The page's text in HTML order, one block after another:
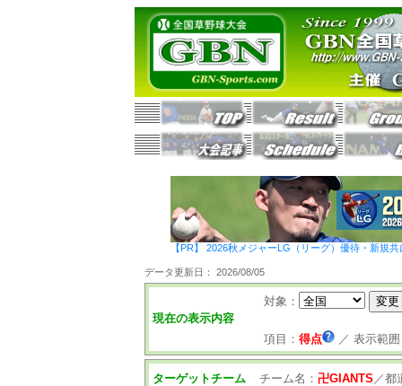
【PR】 2026秋メジャーLG（リーグ）優待・新規
データ更新日： 2026/08/05
現在の表示内容
対象：
項目： 得点 ／ 表示範囲
ターゲットチーム チーム名： 卍GIANTS ／都